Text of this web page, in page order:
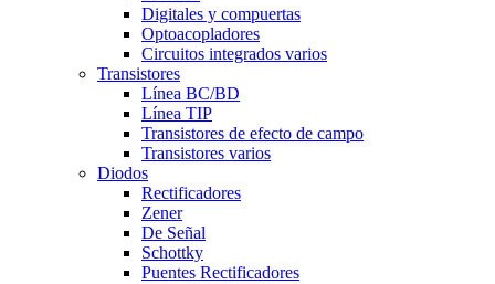
Digitales y compuertas
Optoacopladores
Circuitos integrados varios
Transistores
Línea BC/BD
Línea TIP
Transistores de efecto de campo
Transistores varios
Diodos
Rectificadores
Zener
De Señal
Schottky
Puentes Rectificadores